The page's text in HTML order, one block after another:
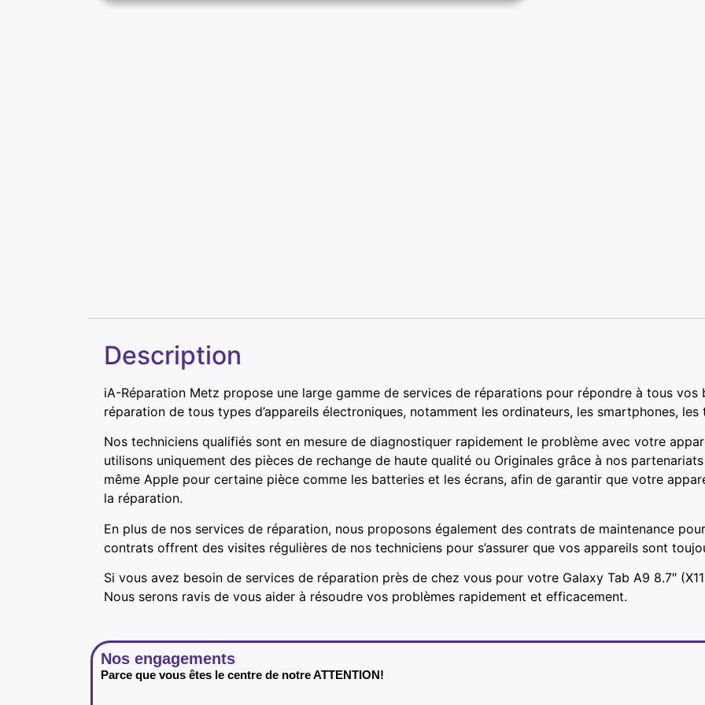
Description
iA-Réparation Metz propose une large gamme de services de réparations pour répondre à tous vos
réparation de tous types d’appareils électroniques, notamment les ordinateurs, les smartphones,
Nos techniciens qualifiés sont en mesure de diagnostiquer rapidement le problème avec votre
utilisons uniquement des pièces de rechange de haute qualité ou Originales grâce à nos
même Apple pour certaine pièce comme les batteries et les écrans, afin de garantir que votre
la réparation.
En plus de nos services de réparation, nous proposons également des contrats de maintenance
contrats offrent des visites régulières de nos techniciens pour s’assurer que vos appareils sont
Si vous avez besoin de services de réparation près de chez vous pour votre Galaxy Tab A9 8.7″
Nous serons ravis de vous aider à résoudre vos problèmes rapidement et efficacement.
Nos engagements
Parce que vous êtes le centre de notre ATTENTION!